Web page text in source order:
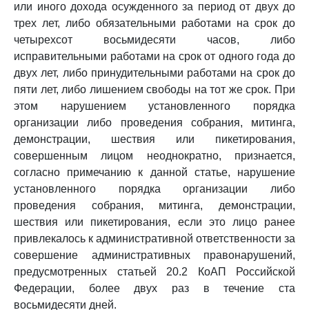
или иного дохода осужденного за период от двух до
трех лет, либо обязательными работами на срок до
четырехсот восьмидесяти часов, либо
исправительными работами на срок от одного года до
двух лет, либо принудительными работами на срок до
пяти лет, либо лишением свободы на тот же срок. При
этом нарушением установленного порядка
организации либо проведения собрания, митинга,
демонстрации, шествия или пикетирования,
совершенным лицом неоднократно, признается,
согласно примечанию к данной статье, нарушение
установленного порядка организации либо
проведения собрания, митинга, демонстрации,
шествия или пикетирования, если это лицо ранее
привлекалось к административной ответственности за
совершение административных правонарушений,
предусмотренных статьей 20.2 КоАП Российской
Федерации, более двух раз в течение ста
восьмидесяти дней.